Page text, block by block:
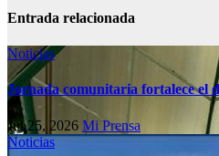
Entrada relacionada
Noticias
Jornada comunitaria fortalece el
Jul 25, 2026 Mi Prensa
Noticias